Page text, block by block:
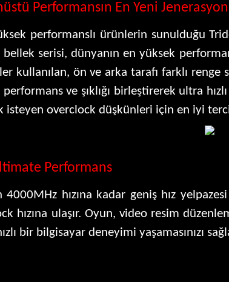
Performansın En Yeni
performanslı ürünlerin sunulduğu
bellek serisi, dünyanın en yüksek
kullanılan, ön ve arka tarafı farklı renge
ve şıklığı birleştirerek ultra
isteyen overclock düşkünleri için en iyi
Performans
hızına kadar geniş hız
hızına ulaşır. Oyun, video resim
bir bilgisayar deneyimi yaşamasınızı